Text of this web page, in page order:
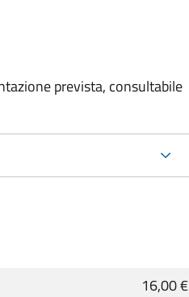
prevista, consultabile
16,00 €